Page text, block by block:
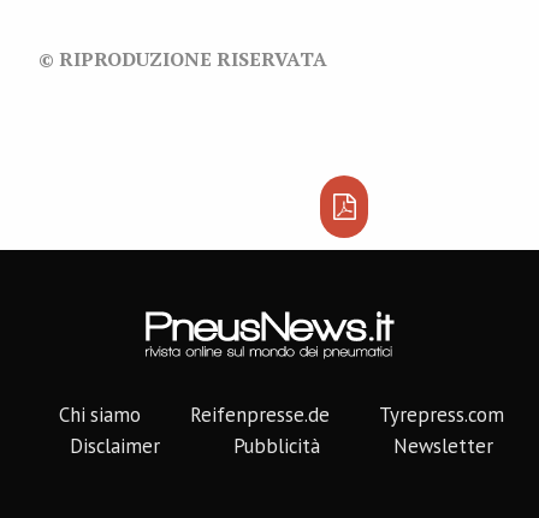
© RIPRODUZIONE RISERVATA
Chi siamo Reifenpresse.de
Tyrepress.com
Disclaimer
Pubblicità Newsletter